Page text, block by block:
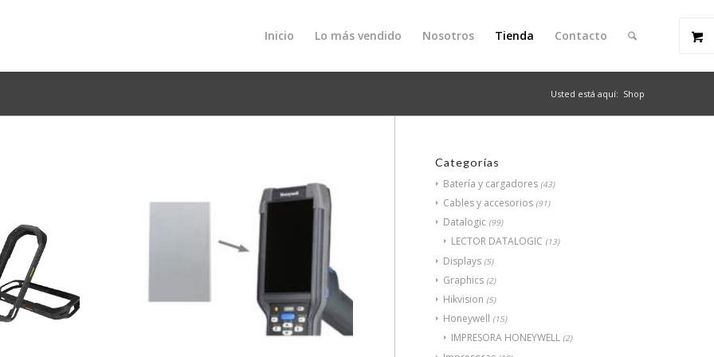
Inicio Lo más vendido Nosotros Tienda Contacto
Usted está aquí: Shop
Categorías
Batería y cargadores (43)
Cables y accesorios (91)
Datalogic (99)
LECTOR DATALOGIC (13)
Displays (5)
Graphics (2)
Hikvision (5)
Honeywell (15)
IMPRESORA HONEYWELL (2)